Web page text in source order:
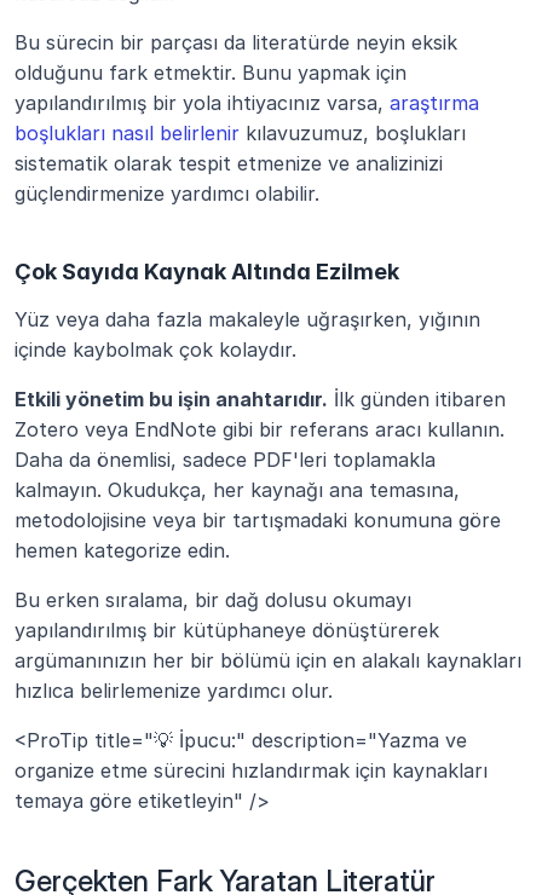
Bu sürecin bir parçası da literatürde neyin eksik
olduğunu fark etmektir. Bunu yapmak için
yapılandırılmış bir yola ihtiyacınız varsa, araştırma
boşlukları nasıl belirlenir kılavuzumuz, boşlukları
sistematik olarak tespit etmenize ve analizinizi
güçlendirmenize yardımcı olabilir.
Çok Sayıda Kaynak Altında Ezilmek
Yüz veya daha fazla makaleyle uğraşırken, yığının
içinde kaybolmak çok kolaydır.
Etkili yönetim bu işin anahtarıdır. İlk günden itibaren
Zotero veya EndNote gibi bir referans aracı kullanın.
Daha da önemlisi, sadece PDF'leri toplamakla
kalmayın. Okudukça, her kaynağı ana temasına,
metodolojisine veya bir tartışmadaki konumuna göre
hemen kategorize edin.
Bu erken sıralama, bir dağ dolusu okumayı
yapılandırılmış bir kütüphaneye dönüştürerek
argümanınızın her bir bölümü için en alakalı kaynakları
hızlıca belirlemenize yardımcı olur.
<ProTip title="💡 İpucu:" description="Yazma ve
organize etme sürecini hızlandırmak için kaynakları
temaya göre etiketleyin" />
Gerçekten Fark Yaratan Literatür